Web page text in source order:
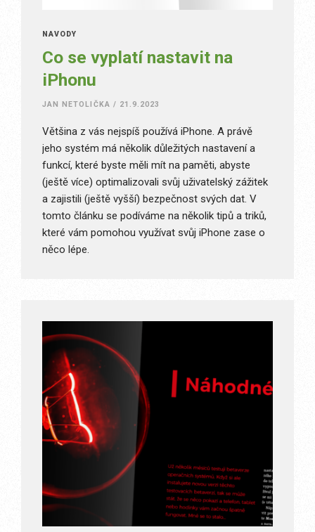
NÁVODY
Co se vyplatí nastavit na
iPhonu
JAN NETOLIČKA / 21.9.2023
Většina z vás nejspíš používá iPhone. A právě
jeho systém má několik důležitých nastavení a
funkcí, které byste měli mít na paměti, abyste
(ještě více) optimalizovali svůj uživatelský zážitek
a zajistili (ještě vyšší) bezpečnost svých dat. V
tomto článku se podíváme na několik tipů a triků,
které vám pomohou využívat svůj iPhone zase o
něco lépe.